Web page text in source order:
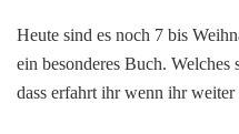
]
Türchen
17
Heute sind es noch 7 bis
ein besonderes Buch.
dass erfahrt ihr wenn ihr weiter